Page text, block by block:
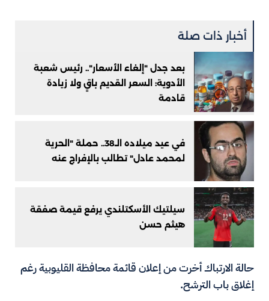
أخبار ذات صلة
بعد جدل "إلغاء الأسعار".. رئيس شعبة
الأدوية: السعر القديم باقٍ ولا زيادة
قادمة
في عيد ميلاده الـ38.. حملة "الحرية
لمحمد عادل" تطالب بالإفراج عنه
سيلتيك الأسكتلندي يرفع قيمة صفقة
هيثم حسن
حالة الارتباك أخرت من إعلان قائمة محافظة القليوبية رغم
إغلاق باب الترشح.